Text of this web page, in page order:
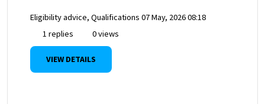
Eligibility advice, Qualifications 07 May, 2026 08:18
1 replies
0 views
VIEW DETAILS